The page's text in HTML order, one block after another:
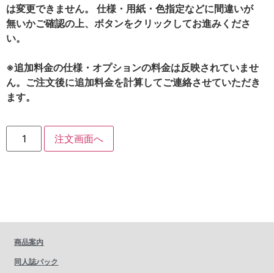
は変更できません。 仕様・用紙・色指定などに間違いが
無いかご確認の上、ボタンをクリックしてお進みくださ
い。
※追加料金の仕様・オプションの料金は反映されていませ
ん。ご注文後に追加料金を計算してご連絡させていただき
ます。
注文画面へ
商品案内
同人誌パック